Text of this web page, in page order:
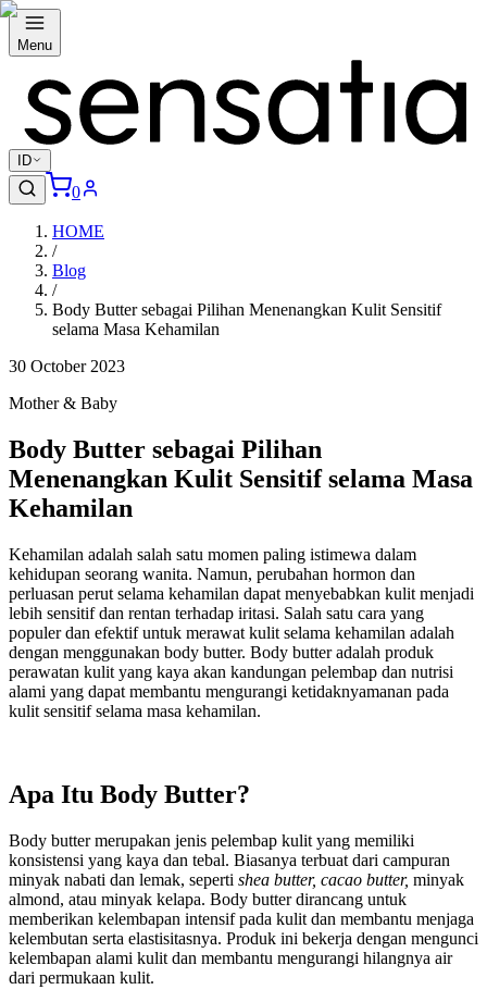
Menu
ID
0
HOME
/
Blog
/
Body Butter sebagai Pilihan Menenangkan Kulit Sensitif
selama Masa Kehamilan
30 October 2023
Mother & Baby
Body Butter sebagai Pilihan
Menenangkan Kulit Sensitif selama Masa
Kehamilan
Kehamilan adalah salah satu momen paling istimewa dalam
kehidupan seorang wanita. Namun, perubahan hormon dan
perluasan perut selama kehamilan dapat menyebabkan kulit menjadi
lebih sensitif dan rentan terhadap iritasi. Salah satu cara yang
populer dan efektif untuk merawat kulit selama kehamilan adalah
dengan menggunakan body butter. Body butter adalah produk
perawatan kulit yang kaya akan kandungan pelembap dan nutrisi
alami yang dapat membantu mengurangi ketidaknyamanan pada
kulit sensitif selama masa kehamilan.
Apa Itu Body Butter?
Body butter merupakan jenis pelembap kulit yang memiliki
konsistensi yang kaya dan tebal. Biasanya terbuat dari campuran
minyak nabati dan lemak, seperti shea butter, cacao butter, minyak
almond, atau minyak kelapa. Body butter dirancang untuk
memberikan kelembapan intensif pada kulit dan membantu menjaga
kelembutan serta elastisitasnya. Produk ini bekerja dengan mengunci
kelembapan alami kulit dan membantu mengurangi hilangnya air
dari permukaan kulit.